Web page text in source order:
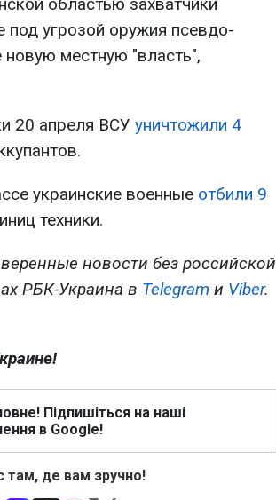
под угрозой оружия псевдо-
местную "власть",
20 апреля ВСУ уничтожили 4
украинские военные отбили 9
техники.
новости без российской
РБК-Украина в Telegram и Viber.
Підпишіться на наші
в Google!
там, де вам зручно!